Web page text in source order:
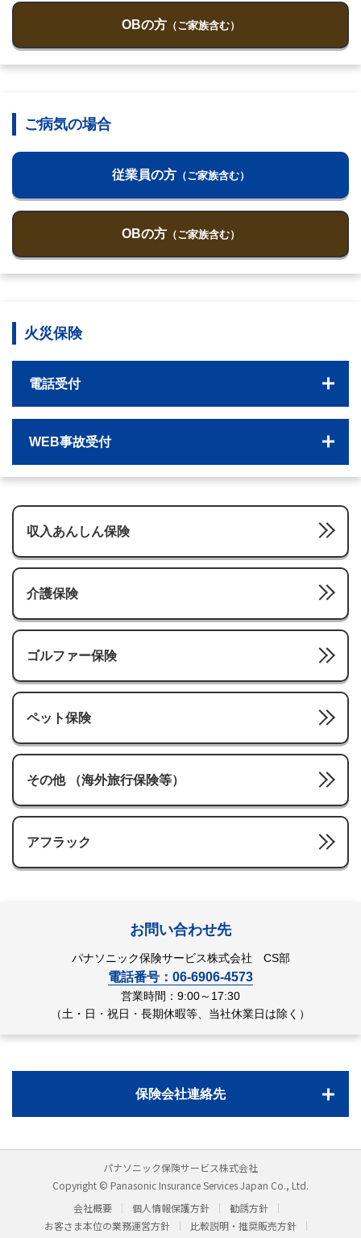
OBの方（ご家族含む）
ご病気の場合
従業員の方（ご家族含む）
OBの方（ご家族含む）
火災保険
電話受付
WEB事故受付
収入あんしん保険
介護保険
ゴルファー保険
ペット保険
その他 （海外旅行保険等）
アフラック
お問い合わせ先
パナソニック保険サービス株式会社 CS部
電話番号：06-6906-4573
営業時間：9:00～17:30
（土・日・祝日・長期休暇等、当社休業日は除く）
保険会社連絡先
パナソニック保険サービス株式会社
Copyright © Panasonic Insurance Services Japan Co., Ltd.
会社概要
個人情報保護方針
勧誘方針
お客さま本位の業務運営方針
比較説明・推奨販売方針